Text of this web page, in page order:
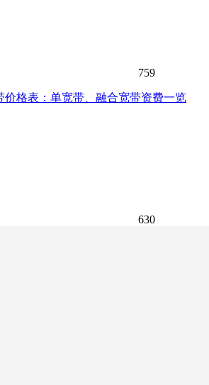
759
价格表：单宽带、融合宽带资费一览
630